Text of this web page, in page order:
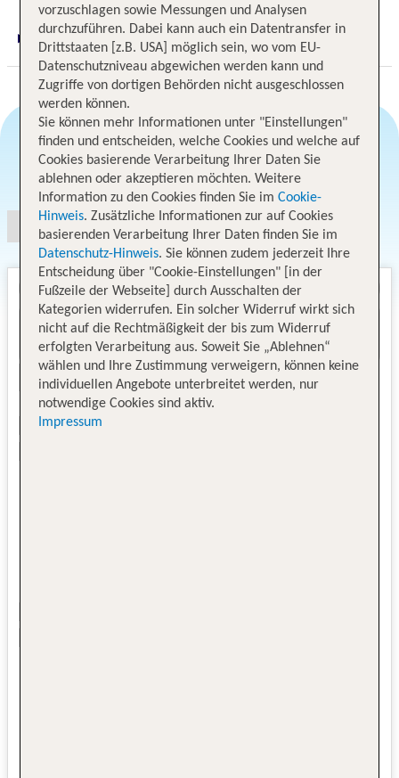
Digitaler und telefonischer 24/7 TUI Service
Angebotsauswahl
vorzuschlagen sowie Messungen und Analysen
durchzuführen. Dabei kann auch ein Datentransfer in
Drittstaaten [z.B. USA] möglich sein, wo vom EU-
Datenschutzniveau abgewichen werden kann und
Zugriffe von dortigen Behörden nicht ausgeschlossen
werden können.
Sie können mehr Informationen unter "Einstellungen"
finden und entscheiden, welche Cookies und welche auf
Cookies basierende Verarbeitung Ihrer Daten Sie
ablehnen oder akzeptieren möchten. Weitere
Information zu den Cookies finden Sie im Cookie-
Hinweis. Zusätzliche Informationen zur auf Cookies
basierenden Verarbeitung Ihrer Daten finden Sie im
Datenschutz-Hinweis. Sie können zudem jederzeit Ihre
Entscheidung über "Cookie-Einstellungen" [in der
Fußzeile der Webseite] durch Ausschalten der
Kategorien widerrufen. Ein solcher Widerruf wirkt sich
nicht auf die Rechtmäßigkeit der bis zum Widerruf
erfolgten Verarbeitung aus. Soweit Sie „Ablehnen“
wählen und Ihre Zustimmung verweigern, können keine
individuellen Angebote unterbreitet werden, nur
notwendige Cookies sind aktiv.
Impressum